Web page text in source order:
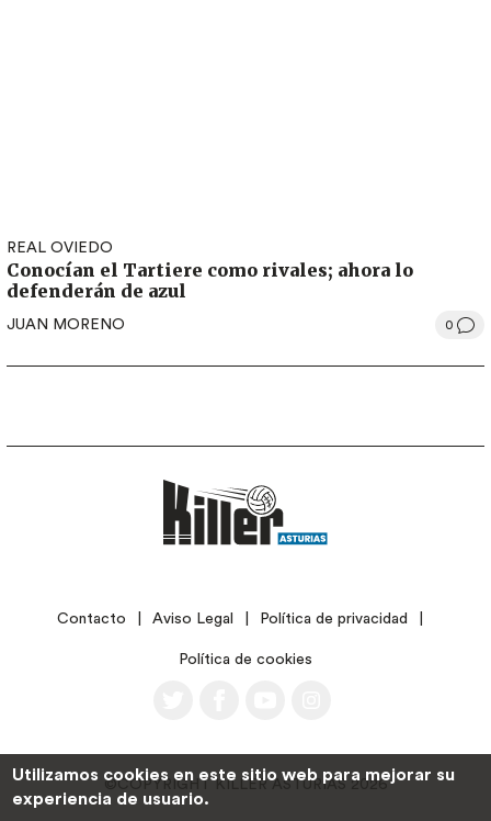
REAL OVIEDO
Conocían el Tartiere como rivales; ahora lo
defenderán de azul
JUAN MORENO 0
LEGALContacto Aviso Legal Política de privacidad
Política de cookies
©COPYRIGHT KILLER ASTURIAS 2026
Utilizamos cookies en este sitio web para mejorar su
experiencia de usuario.